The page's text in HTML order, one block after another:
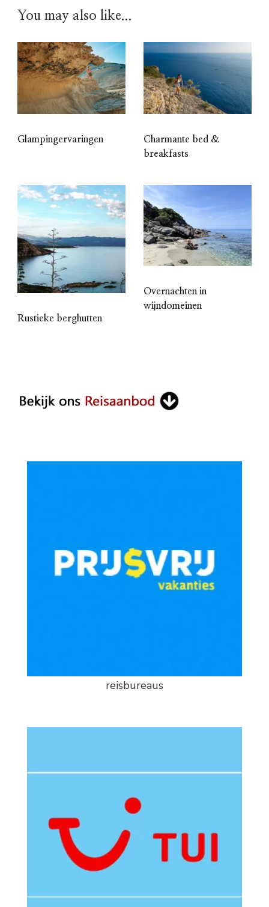
You may also like...
Glampingervaringen
Charmante bed &
breakfasts
Rustieke berghutten
Overnachten in
wijndomeinen
reisbureaus